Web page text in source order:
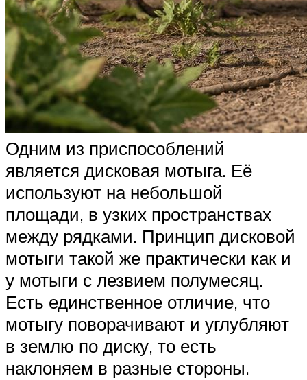
Одним из приспособлений
является дисковая мотыга. Её
используют на небольшой
площади, в узких пространствах
между рядками. Принцип дисковой
мотыги такой же практически как и
у мотыги с лезвием полумесяц.
Есть единственное отличие, что
мотыгу поворачивают и углубляют
в землю по диску, то есть
наклоняем в разные стороны.